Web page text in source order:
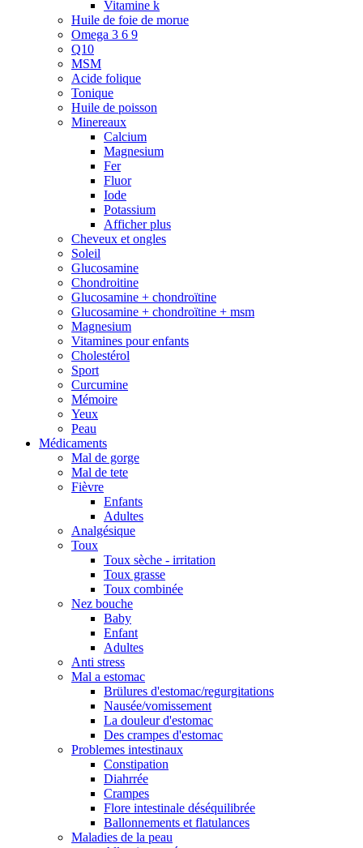
Vitamine k
Huile de foie de morue
Omega 3 6 9
Q10
MSM
Acide folique
Tonique
Huile de poisson
Minereaux
Calcium
Magnesium
Fer
Fluor
Iode
Potassium
Afficher plus
Cheveux et ongles
Soleil
Glucosamine
Chondroitine
Glucosamine + chondroïtine
Glucosamine + chondroïtine + msm
Magnesium
Vitamines pour enfants
Cholestérol
Sport
Curcumine
Mémoire
Yeux
Peau
Médicaments
Mal de gorge
Mal de tete
Fièvre
Enfants
Adultes
Analgésique
Toux
Toux sèche - irritation
Toux grasse
Toux combinée
Nez bouche
Baby
Enfant
Adultes
Anti stress
Mal a estomac
Brülures d'estomac/regurgitations
Nausée/vomissement
La douleur d'estomac
Des crampes d'estomac
Problemes intestinaux
Constipation
Diahrrée
Crampes
Flore intestinale déséquilibrée
Ballonnements et flatulances
Maladies de la peau